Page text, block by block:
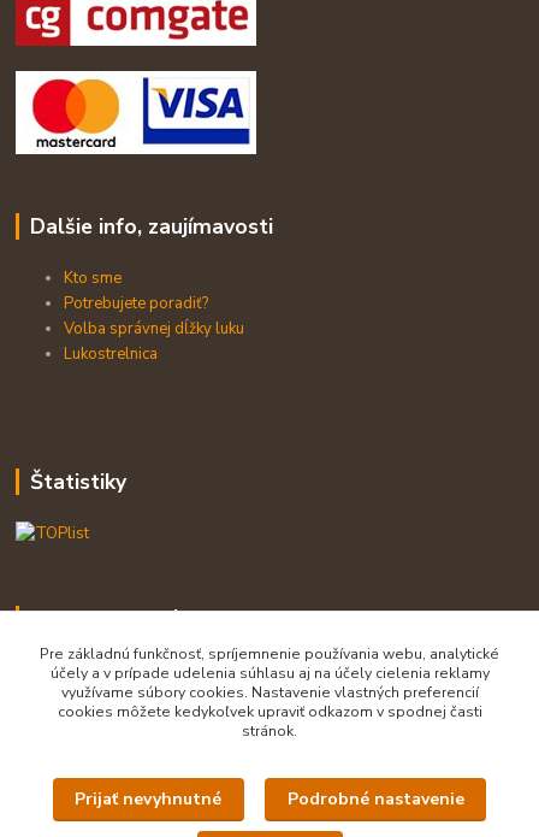
Dalšie info, zaujímavosti
Kto sme
Potrebujete poradiť?
Volba správnej dĺžky luku
Lukostrelnica
Štatistiky
Kontaktujte nás:
predajňa 0903 775 630, majiteľ 0903 455 630
info@lukasip.sk
Pre základnú funkčnosť, spríjemnenie používania webu, analytické
účely a v prípade udelenia súhlasu aj na účely cielenia reklamy
využívame súbory cookies. Nastavenie vlastných preferencií
cookies môžete kedykoľvek upraviť odkazom v spodnej časti
stránok.
Prijať nevyhnutné Podrobné nastavenie